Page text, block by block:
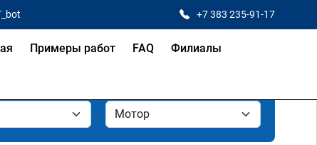
+7 383 235-91-17
Примеры работ FAQ Филиалы